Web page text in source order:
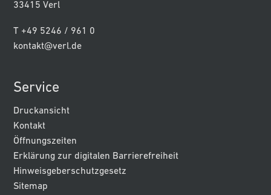
33415 Verl
T +49 5246 / 961 0
kontakt@verl.de
Service
Druckansicht
Kontakt
Öffnungszeiten
Erklärung zur digitalen Barrierefreiheit
Hinweisgeberschutzgesetz
Sitemap